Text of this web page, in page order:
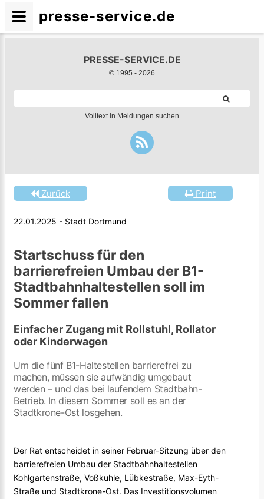
PRESSE-SERVICE.DE
© 1995 - 2026
Volltext in Meldungen suchen
Print
Zurück
22.01.2025 - Stadt Dortmund
Startschuss für den
barrierefreien Umbau der B1-
Stadtbahnhaltestellen soll im
Sommer fallen
Einfacher Zugang mit Rollstuhl, Rollator
oder Kinderwagen
Um die fünf B1-Haltestellen barrierefrei zu
machen, müssen sie aufwändig umgebaut
werden – und das bei laufendem Stadtbahn-
Betrieb. In diesem Sommer soll es an der
Stadtkrone-Ost losgehen.
Der Rat entscheidet in seiner Februar-Sitzung über den
barrierefreien Umbau der Stadtbahnhaltestellen
Kohlgartenstraße, Voßkuhle, Lübkestraße, Max-Eyth-
Straße und Stadtkrone-Ost. Das Investitionsvolumen
presse-service.de